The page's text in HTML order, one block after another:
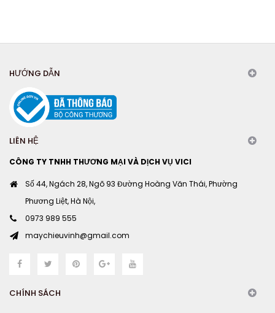
HƯỚNG DẪN
LIÊN HỆ
CÔNG TY TNHH THƯƠNG MẠI VÀ DỊCH VỤ VICI
Số 44, Ngách 28, Ngõ 93 Đường Hoàng Văn Thái, Phường
Phương Liệt, Hà Nội,
0973 989 555
maychieuvinh@gmail.com
CHÍNH SÁCH